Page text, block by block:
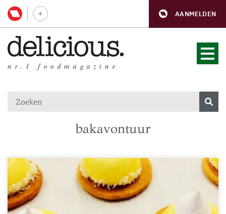
AANMELDEN
nr.1 foodmagazine
bakavontuur